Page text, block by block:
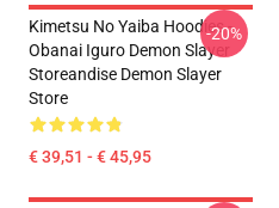
Kimetsu No Yaiba Hoodies -
Obanai Iguro Demon Slayer
Storeandise Demon Slayer
Store
€ 39,51 - € 45,95
-20%